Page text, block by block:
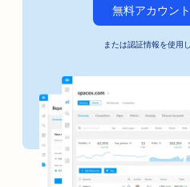
無料アカウン
または認証情報を使用